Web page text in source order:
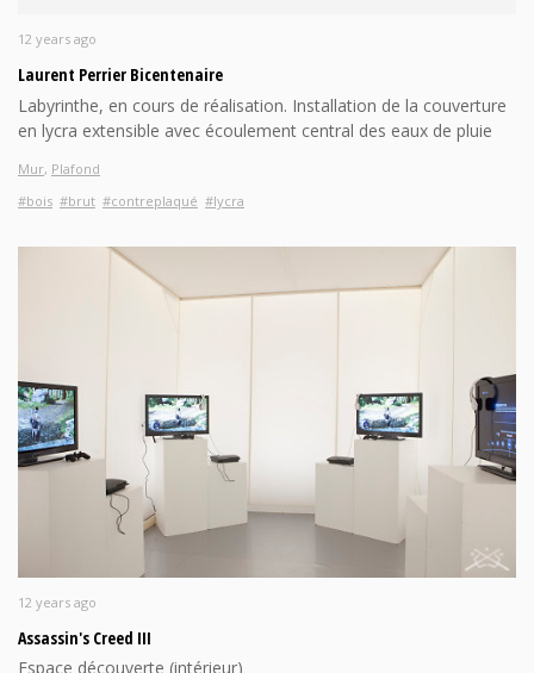
12 years ago
Laurent Perrier Bicentenaire
Labyrinthe, en cours de réalisation. Installation de la couverture
en lycra extensible avec écoulement central des eaux de pluie
Mur, Plafond
#bois #brut #contreplaqué #lycra
12 years ago
Assassin's Creed III
Espace découverte (intérieur)